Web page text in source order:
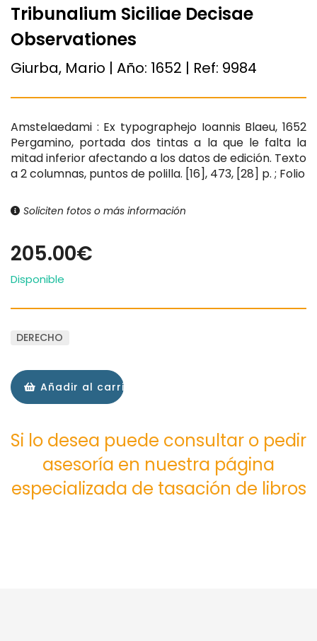
Tribunalium Siciliae Decisae
Observationes
Giurba, Mario | Año: 1652 | Ref: 9984
Amstelaedami : Ex typographejo Ioannis Blaeu, 1652
Pergamino, portada dos tintas a la que le falta la
mitad inferior afectando a los datos de edición. Texto
a 2 columnas, puntos de polilla. [16], 473, [28] p. ; Folio
Soliciten fotos o más información
205.00€
Disponible
DERECHO
Añadir al carrito
Si lo desea puede consultar o pedir
asesoría en nuestra página
especializada de tasación de libros